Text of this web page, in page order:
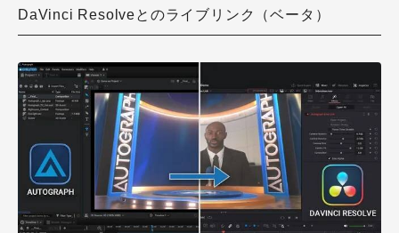
DaVinci Resolveとのライブリンク（ベータ）